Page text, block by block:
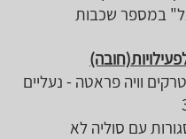
במספר שכבות
וויה פראטה - נעליים
עם סוליה לא